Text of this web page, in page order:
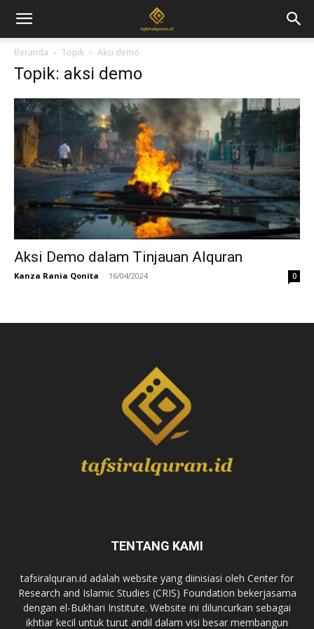
Beranda Topik Aksi demo
Topik: aksi demo
Aksi Demo dalam Tinjauan Alquran
Kanza Rania Qonita - 16/04/2024 0
TENTANG KAMI
tafsiralquran.id adalah website yang diinisiasi oleh Center for
Research and Islamic Studies (CRIS) Foundation bekerjasama
dengan el-Bukhari Institute. Website ini diluncurkan sebagai
ikhtiar kecil untuk turut andil dalam visi besar membangun